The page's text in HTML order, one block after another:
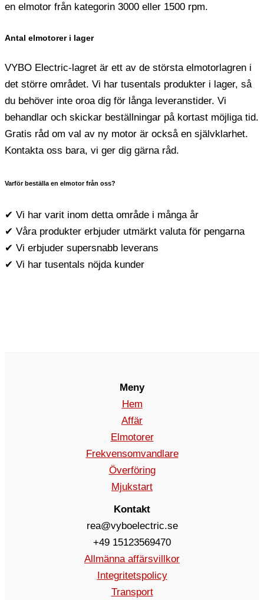
en elmotor från kategorin 3000 eller 1500 rpm.
Antal elmotorer i lager
VYBO Electric-lagret är ett av de största elmotorlagren i
det större området. Vi har tusentals produkter i lager, så
du behöver inte oroa dig för långa leveranstider. Vi
behandlar och skickar beställningar på kortast möjliga tid.
Gratis råd om val av ny motor är också en självklarhet.
Kontakta oss bara, vi ger dig gärna råd.
Varför beställa en elmotor från oss?
✔ Vi har varit inom detta område i många år
✔ Våra produkter erbjuder utmärkt valuta för pengarna
✔ Vi erbjuder supersnabb leverans
✔ Vi har tusentals nöjda kunder
Meny
Hem
Affär
Elmotorer
Frekvensomvandlare
Överföring
Mjukstart
Kontakt
rea@vyboelectric.se
+49 15123569470
Allmänna affärsvillkor
Integritetspolicy
Transport